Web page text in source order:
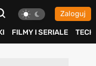
Zaloguj
FILMY I SERIALE TECH